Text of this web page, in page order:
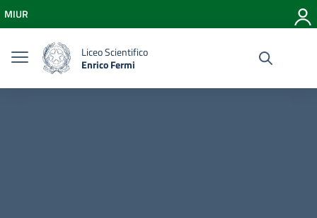
Vai al menu di navigazione
Vai al footer
MIUR
Liceo Scientifico
Enrico Fermi